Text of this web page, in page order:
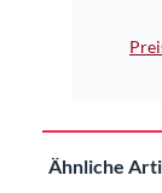
Ähnliche